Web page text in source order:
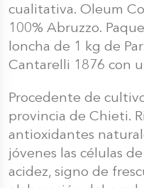
cualitativa. Oleum
100% Abruzzo.
loncha de 1 kg de
Cantarelli 1876 con
Procedente de
provincia de Chieti.
antioxidantes
jóvenes las células
acidez, signo de